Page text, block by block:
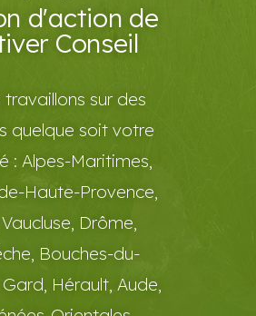
d'action de
Conseil
travaillons sur des
quelque soit votre
: Alpes-Maritimes
Haute-Provence,
Vaucluse, Drôme
Bouches-du-
, Gard, Hérault, Aude,